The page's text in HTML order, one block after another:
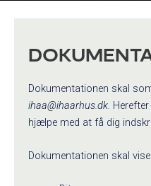
Dokumentationen skal
ihaa@ihaarhus.dk.
hjælpe med at få dig
Dokumentationen skal vise: